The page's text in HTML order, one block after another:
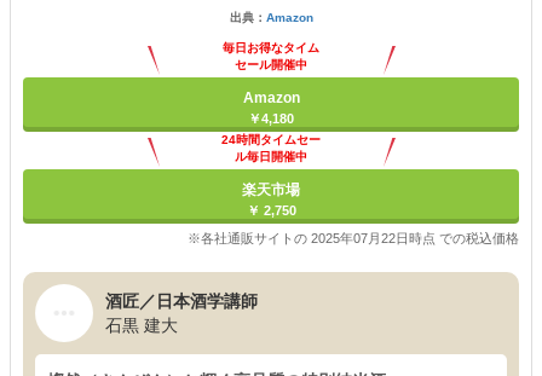
出典： Amazon
毎日お得なタイム
セール開催中
Amazon
￥4,180
24時間タイムセー
ル毎日開催中
楽天市場
￥ 2,750
※各社通販サイトの 2025年07月22日時点 での税込価格
酒匠／日本酒学講師
石黒 建大